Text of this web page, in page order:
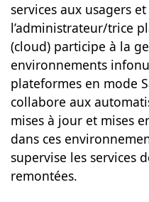
services aux usagers
l’administrateur/trice
(cloud) participe à la
environnements
plateformes en mode
collabore aux
mises à jour et mises
dans ces
supervise les services
remontées.